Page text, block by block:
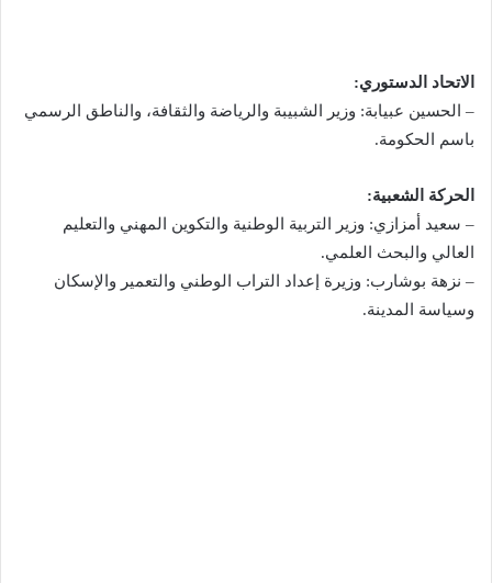
الاتحاد الدستوري:
– الحسين عبيابة: وزير الشبيبة والرياضة والثقافة، والناطق الرسمي
باسم الحكومة.
الحركة الشعبية:
– سعيد أمزازي: وزير التربية الوطنية والتكوين المهني والتعليم
العالي والبحث العلمي.
– نزهة بوشارب: وزيرة إعداد التراب الوطني والتعمير والإسكان
وسياسة المدينة.